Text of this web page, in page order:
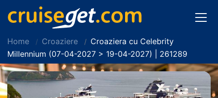
Home Croaziere
Croaziera cu Celebrity
Millennium (07-04-2027 > 19-04-2027) | 261289